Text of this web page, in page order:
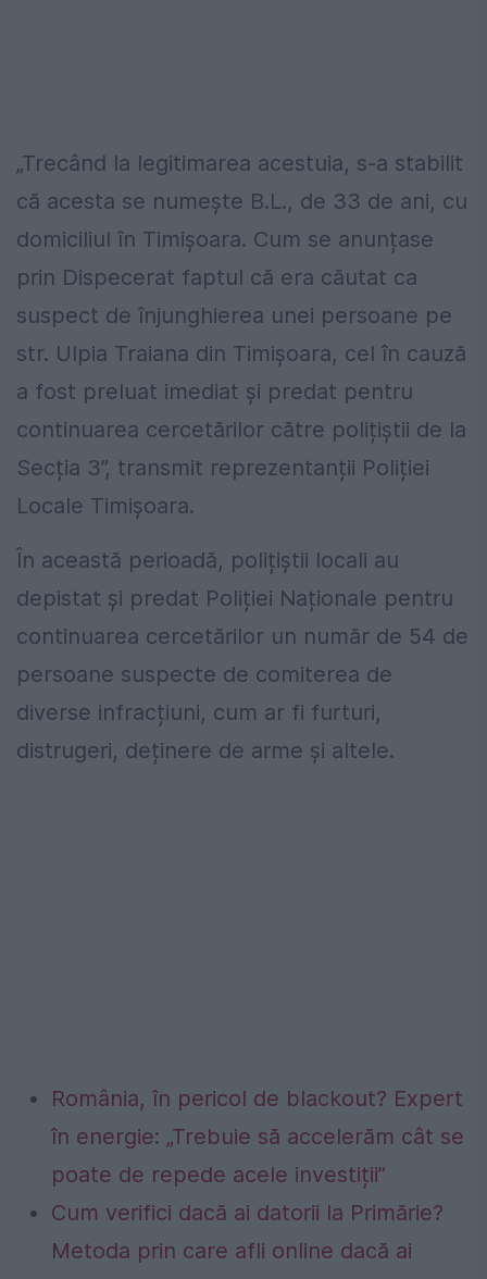
„Trecând la legitimarea acestuia, s-a stabilit
că acesta se numește B.L., de 33 de ani, cu
domiciliul în Timișoara. Cum se anunțase
prin Dispecerat faptul că era căutat ca
suspect de înjunghierea unei persoane pe
str. Ulpia Traiana din Timișoara, cel în cauză
a fost preluat imediat și predat pentru
continuarea cercetărilor către polițiștii de la
Secția 3”, transmit reprezentanții Poliției
Locale Timișoara.
În această perioadă, polițiștii locali au
depistat și predat Poliției Naționale pentru
continuarea cercetărilor un număr de 54 de
persoane suspecte de comiterea de
diverse infracțiuni, cum ar fi furturi,
distrugeri, deținere de arme și altele.
România, în pericol de blackout? Expert
în energie: „Trebuie să accelerăm cât se
poate de repede acele investiții”
Cum verifici dacă ai datorii la Primărie?
Metoda prin care afli online dacă ai